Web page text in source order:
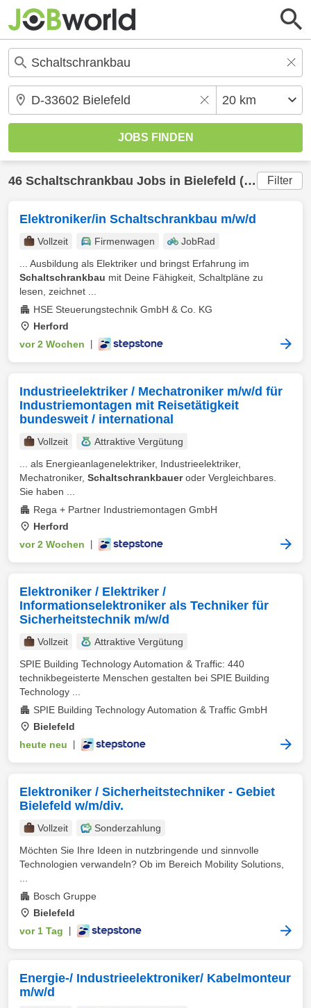
46 Schaltschrankbau Jobs in Bielefeld (20 km) gefunden Filter
Elektroniker/in Schaltschrankbau m/w/d
Vollzeit Firmenwagen
JobRad
... Ausbildung als Elektriker und bringst Erfahrung im
Schaltschrankbau mit Deine Fähigkeit, Schaltpläne zu
lesen, zeichnet ...
HSE Steuerungstechnik GmbH & Co. KG
Herford
vor 2 Wochen
Industrieelektriker / Mechatroniker m/w/d für
Industriemontagen mit Reisetätigkeit
bundesweit / international
Vollzeit
Attraktive Vergütung
... als Energieanlagenelektriker, Industrieelektriker,
Mechatroniker, Schaltschrankbaueroder Vergleichbares.
Sie haben ...
Rega + Partner Industriemontagen GmbH
Herford
vor 2 Wochen
Elektroniker / Elektriker /
Informationselektroniker als Techniker für
Sicherheitstechnik m/w/d
Vollzeit
Attraktive Vergütung
SPIE Building Technology Automation & Traffic: 440
technikbegeisterte Menschen gestalten bei SPIE Building
Technology ...
SPIE Building Technology Automation & Traffic GmbH
Bielefeld
heute neu
Elektroniker / Sicherheitstechniker - Gebiet
Bielefeld w/m/div.
Vollzeit
Sonderzahlung
Möchten Sie Ihre Ideen in nutzbringende und sinnvolle
Technologien verwandeln? Ob im Bereich Mobility Solutions,
Bosch Gruppe
Bielefeld
vor 1 Tag
Energie-/ Industrieelektroniker/ Kabelmonteur
m/w/d